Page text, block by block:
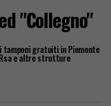
"Collegno"
tamponi gratuiti in Piemonte
e altre strutture